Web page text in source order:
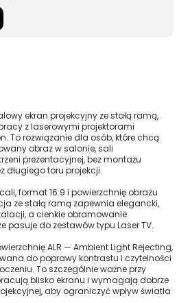
ekran projekcyjny ze stałą ramą,
z laserowymi projektorami
To rozwiązanie dla osób, które chcą
obraz w salonie, sali
prezentacyjnej, bez montażu
długiego toru projekcji.
format 16:9 i powierzchnię obrazu
ze stałą ramą zapewnia elegancki,
a cienkie obramowanie
pasuje do zestawów typu Laser TV.
ALR — Ambient Light Rejecting,
do poprawy kontrastu i czytelności
To szczególnie ważne przy
blisko ekranu i wymagają dobrze
aby ograniczyć wpływ światła